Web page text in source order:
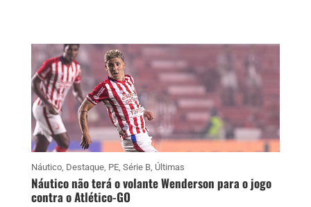
Náutico, Destaque, PE, Série B, Últimas
Náutico não terá o volante Wenderson para o jogo
contra o Atlético-GO